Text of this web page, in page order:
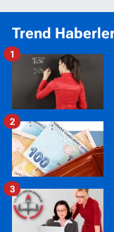
Trend
1
2
3